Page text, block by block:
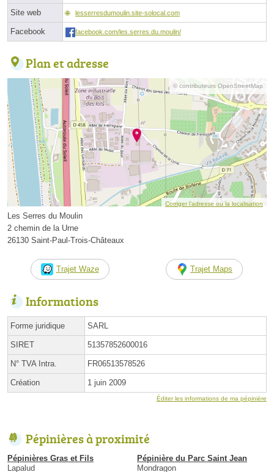
Site web lesserresdumoulin.site-solocal.com
Facebook facebook.com/les.serres.du.moulin/
Plan et adresse
© contributeurs OpenStreetMap
Corriger l’adresse ou la localisation
Les Serres du Moulin
2 chemin de la Urne
26130 Saint-Paul-Trois-Châteaux
Trajet Waze Trajet Maps
Informations
Forme juridique SARL
SIRET 51357852600016
N° TVA Intra. FR06513578526
Création 1 juin 2009
Éditer les informations de ma pépinière
Pépinières à proximité
Pépinières Gras et Fils
Lapalud
Pépinière du Parc Saint Jean
Mondragon